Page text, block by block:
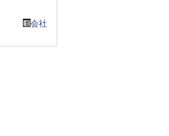
会社